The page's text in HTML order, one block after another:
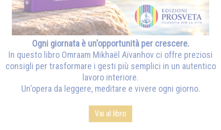
Ogni giornata è un'opportunità per crescere.
In questo libro Omraam Mikhaël Aïvanhov ci offre preziosi
consigli per trasformare i gesti più semplici in un autentico
lavoro interiore.
Un'opera da leggere, meditare e vivere ogni giorno.
Vai al libro